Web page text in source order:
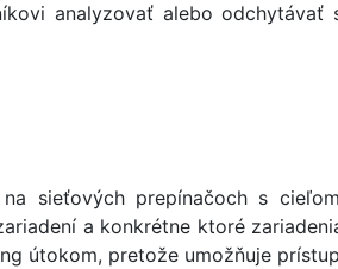
analyzovať alebo
sieťových prepínačoch s
a konkrétne ktoré
útokom, pretože umožňuje